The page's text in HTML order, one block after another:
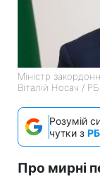
Міністр
Віталій Носач /
Розумій
чутки з
Про мирні